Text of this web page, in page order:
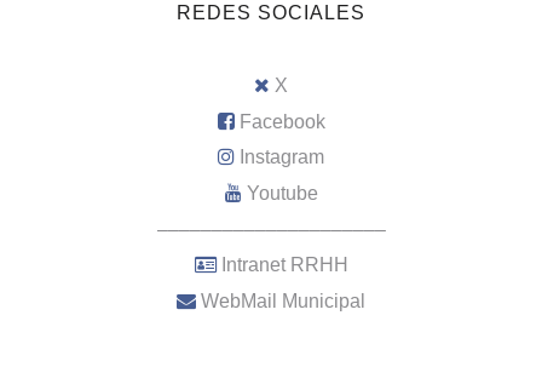
REDES SOCIALES
X
Facebook
Instagram
Youtube
–––––––––––––––––––––
Intranet RRHH
WebMail Municipal